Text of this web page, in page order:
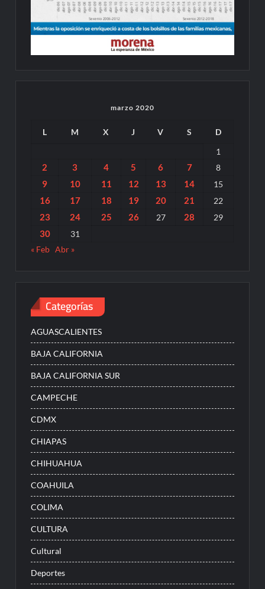
marzo 2020
L M X J V S
D
1
2 3 4 5 6 7 8
9 10 11 12 13 14 15
16 17 18 19 20 21 22
23 24 25 26 27 28 29
30
31
« Feb Abr »
Categorías
AGUASCALIENTES
BAJA CALIFORNIA
BAJA CALIFORNIA SUR
CAMPECHE
CDMX
CHIAPAS
CHIHUAHUA
COAHUILA
COLIMA
CULTURA
Cultural
Deportes